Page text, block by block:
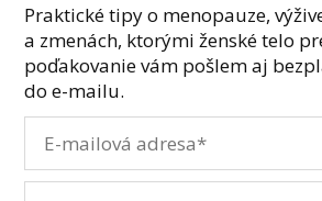
Praktické tipy o menopauze,
a zmenách, ktorými ženské telo
poďakovanie vám pošlem aj
do e-mailu.